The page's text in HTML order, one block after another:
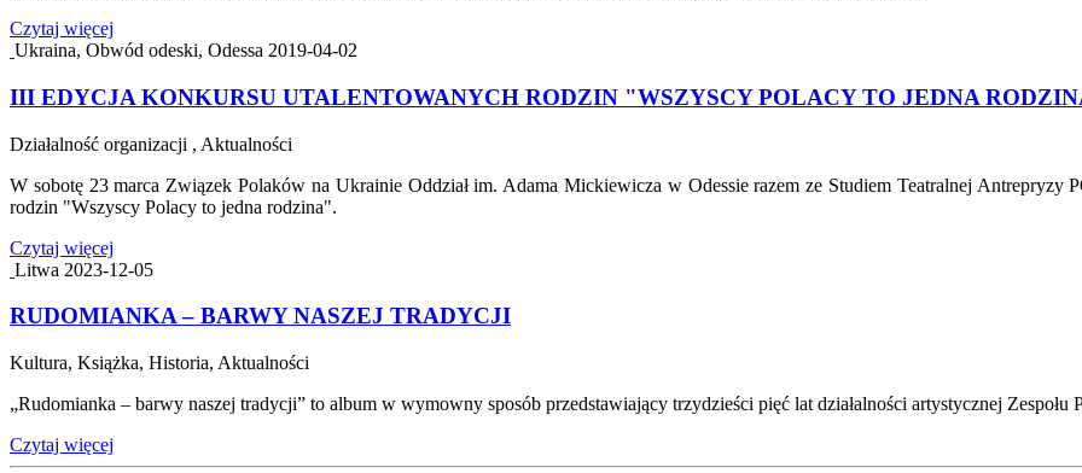
Czytaj więcej
Ukraina, Obwód odeski, Odessa 2019-04-02
III EDYCJA KONKURSU UTALENTOWANYCH RODZIN "WSZYSCY POLACY TO JEDNA
Działalność organizacji , Aktualności
W sobotę 23 marca Związek Polaków na Ukrainie Oddział im. Adama Mickiewicza w Odessie razem ze Studiem Teatralnej
rodzin "Wszyscy Polacy to jedna rodzina".
Czytaj więcej
Litwa 2023-12-05
RUDOMIANKA – BARWY NASZEJ TRADYCJI
Kultura, Książka, Historia, Aktualności
„Rudomianka – barwy naszej tradycji” to album w wymowny sposób przedstawiający trzydzieści pięć lat działalności artystycznej Zespołu
Czytaj więcej